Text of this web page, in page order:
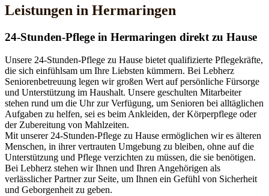
Leistungen in Hermaringen
24-Stunden-Pflege in Hermaringen direkt zu Hause
Unsere 24-Stunden-Pflege zu Hause bietet qualifizierte Pflegekräfte,
die sich einfühlsam um Ihre Liebsten kümmern. Bei Lebherz
Seniorenbetreuung legen wir großen Wert auf persönliche Fürsorge
und Unterstützung im Haushalt. Unsere geschulten Mitarbeiter
stehen rund um die Uhr zur Verfügung, um Senioren bei alltäglichen
Aufgaben zu helfen, sei es beim Ankleiden, der Körperpflege oder
der Zubereitung von Mahlzeiten.
Mit unserer 24-Stunden-Pflege zu Hause ermöglichen wir es älteren
Menschen, in ihrer vertrauten Umgebung zu bleiben, ohne auf die
Unterstützung und Pflege verzichten zu müssen, die sie benötigen.
Bei Lebherz stehen wir Ihnen und Ihren Angehörigen als
verlässlicher Partner zur Seite, um Ihnen ein Gefühl von Sicherheit
und Geborgenheit zu geben.